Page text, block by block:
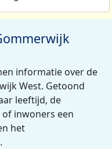
informatie over de
West. Getoond
leeftijd, de
inwoners een
het